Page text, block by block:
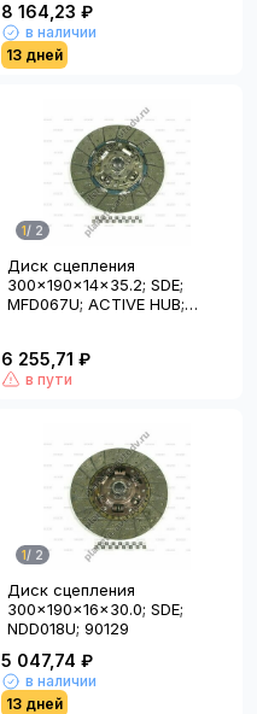
8 164,23 ₽
в наличии
13 дней
1/ 2
Диск сцепления
300x190x14x35.2; SDE;
MFD067U; ACTIVE HUB;
6 255,71 ₽
в пути
1/ 2
Диск сцепления
300x190x16x30.0; SDE;
NDD018U; 90129
5 047,74 ₽
в наличии
13 дней